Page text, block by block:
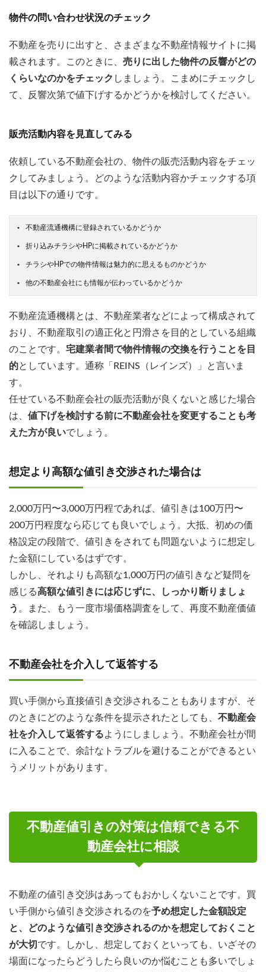
物件の問い合わせ状況のチェック
不動産を売りに出すと、さまざまな不動産情報サイトに掲
載されます。このときに、 売りに出した物件の反響がどの
くらいなのかをチェック しましょう。こまめにチェックし
て、反響次第で値下げするかどうかを検討してください。
販売活動内容を見直してみる
依頼している不動産会社の、物件の販売活動内容をチェッ
クしてみましょう。どのような活動内容かチェックする項
目は以下の通りです。
不動産流通機構に登録されているかどうか
折り込みチラシやHPに掲載されているかどうか
チラシやHPでの物件情報は魅力的に思えるものかどうか
他の不動産会社にも情報が伝わっているかどうか
不動産流通機構とは、不動産業者などによって構成されて
おり、不動産取引の適正化と円滑さを目的としている組織
のことです。 宅建業者間で物件情報の交換を行うことを目
的としています。通称「REINS（レインズ）」と言いま
す。
任せている不動産会社の販売活動が良くないと感じた場合
は、 値下げを検討する前に不動産会社を変更することも考
えた方が良いでしょう。
想定より高額な値引き交渉された場合は
2,000万円〜3,000万円程であれば、値引きは100万円〜
200万円程度なら応じても良いでしょう。大抵、初めの価
格設定の段階で、値引きをされても問題ないように想定し
た金額にしているはずです。
しかし、それよりも高額な1,000万円の値引きなど疑問を
感じる高額な値引きには応じずに、しっかり断りましょ
う 。また、もう一度市場価格調査をして、再度不動産価値
を確認しましょう。
不動産会社を介入して返答する
買い手側から直接値引き交渉されることもありますが、そ
のときにどのような条件を提示されたとしても、 不動産会
社を介入して返答するようにしましょう。不動産会社が間
に入ることで、余計なトラブルを避けることができるとい
うメリットがあります。
不動産値引きの対策は信頼できる不
動産会社に相談
不動産の値引き交渉はあってもおかしくないことです。買
い手側から値引き交渉されるのを予め想定した金額設定
と、どのような値引き交渉されるのかを想定しておくこと
が大切 です。しかし、想定しておくといっても、いざその
場面になったらどうしたら良いのか悩むことも多いでしょ